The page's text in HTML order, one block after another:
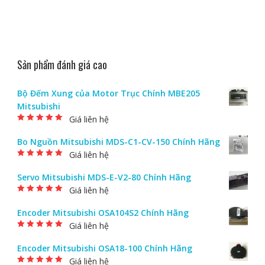
Sản phẩm đánh giá cao
Bộ Đếm Xung của Motor Trục Chính MBE205
Mitsubishi
Giá liên hệ
Bo Nguồn Mitsubishi MDS-C1-CV-150 Chính Hãng
Giá liên hệ
Servo Mitsubishi MDS-E-V2-80 Chính Hãng
Giá liên hệ
Encoder Mitsubishi OSA104S2 Chính Hãng
Giá liên hệ
Encoder Mitsubishi OSA18-100 Chính Hãng
Giá liên hệ